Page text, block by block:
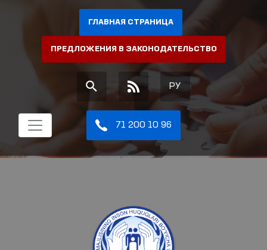
ГЛАВНАЯ СТРАНИЦА
ПРЕДЛОЖЕНИЯ В ЗАКОНОДАТЕЛЬСТВО
РУ
71 200 10 96